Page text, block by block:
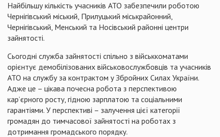
Найбільшу кількість учасників АТО забезпечили роботою
Чернігівський міський, Прилуцький міськрайонний,
Чернігівський, Менський та Носівський районні центри
зайнятості.
Сьогодні служба зайнятості спільно з військкоматами
орієнтує демобілізованих військовослужбовців та учасників
АТО на службу за контрактом у Збройних Силах України.
Адже це – цікава почесна робота з перспективою
кар’єрного росту, гідною зарплатою та соціальними
гарантіями. У перспективі – залучення цієї категорії
громадян до тимчасової зайнятості на роботах з
дотримання громадського порядку.